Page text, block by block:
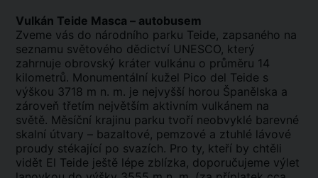
Vulkán Teide Masca – autobusem
Zveme vás do národního parku Teide, zapsaného na
seznamu světového dědictví UNESCO, který
zahrnuje obrovský kráter vulkánu o průměru 14
kilometrů. Monumentální kužel Pico del Teide s
výškou 3718 m n. m. je nejvyšší horou Španělska a
zároveň třetím největším aktivním vulkánem na
světě. Měsíční krajinu parku tvoří neobvyklé barevné
skalní útvary – bazaltové, pemzové a ztuhlé lávové
proudy stékající po svazích. Pro ty, kteří by chtěli
vidět El Teide ještě lépe zblízka, doporučujeme výlet